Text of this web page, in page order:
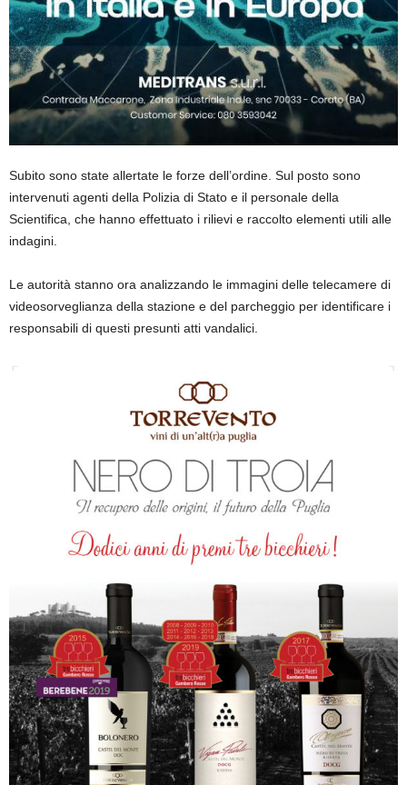
Subito sono state allertate le forze dell’ordine. Sul posto sono
intervenuti agenti della Polizia di Stato e il personale della
Scientifica, che hanno effettuato i rilievi e raccolto elementi utili alle
indagini.
Le autorità stanno ora analizzando le immagini delle telecamere di
videosorveglianza della stazione e del parcheggio per identificare i
responsabili di questi presunti atti vandalici.